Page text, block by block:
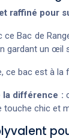
raffiné pour
Bac de
gardant un œil
ce bac est à
la différence :
chic et